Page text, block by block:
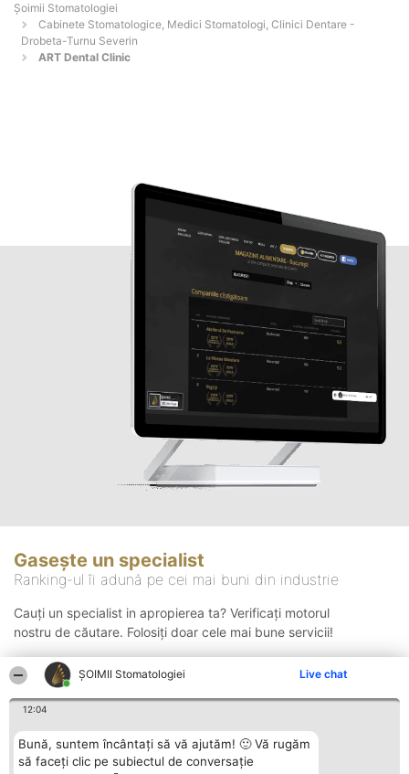
ȘOIMII Stomatologiei Live chat
12:04
Bună, suntem încântați să vă ajutăm! 🙂 Vă rugăm
să faceți clic pe subiectul de conversație
Șoimii Stomatologiei
Cabinete Stomatologice, Medici Stomatologi, Clinici Dentare -
Drobeta-Turnu Severin
ART Dental Clinic
Gasește un specialist
Ranking-ul îi adună pe cei mai buni din industrie
Cauți un specialist in apropierea ta? Verificați motorul
nostru de căutare. Folosiți doar cele mai bune servicii!